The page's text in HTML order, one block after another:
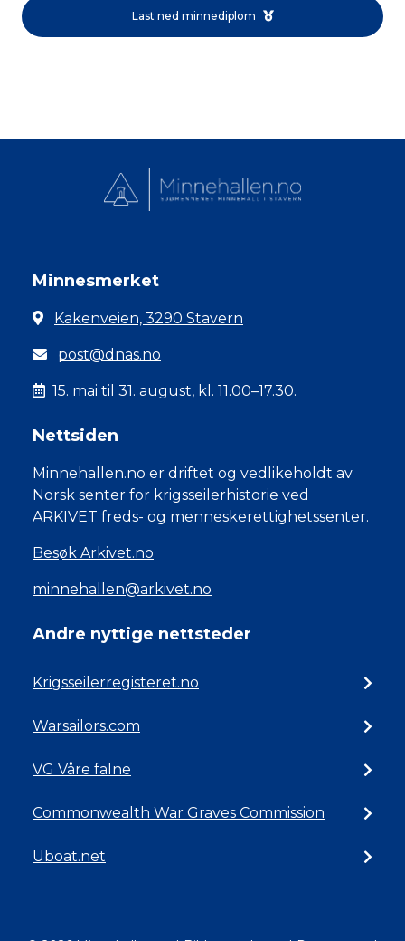
Last ned minnediplom
Minnesmerket
Kakenveien, 3290 Stavern
post@dnas.no
15. mai til 31. august, kl. 11.00–17.30.
Nettsiden
Minnehallen.no er driftet og vedlikeholdt av
Norsk senter for krigsseilerhistorie ved
ARKIVET freds- og menneskerettighetssenter.
Besøk Arkivet.no
minnehallen@arkivet.no
Andre nyttige nettsteder
Krigsseilerregisteret.no
Warsailors.com
VG Våre falne
Commonwealth War Graves Commission
Uboat.net
Norsk bokmål